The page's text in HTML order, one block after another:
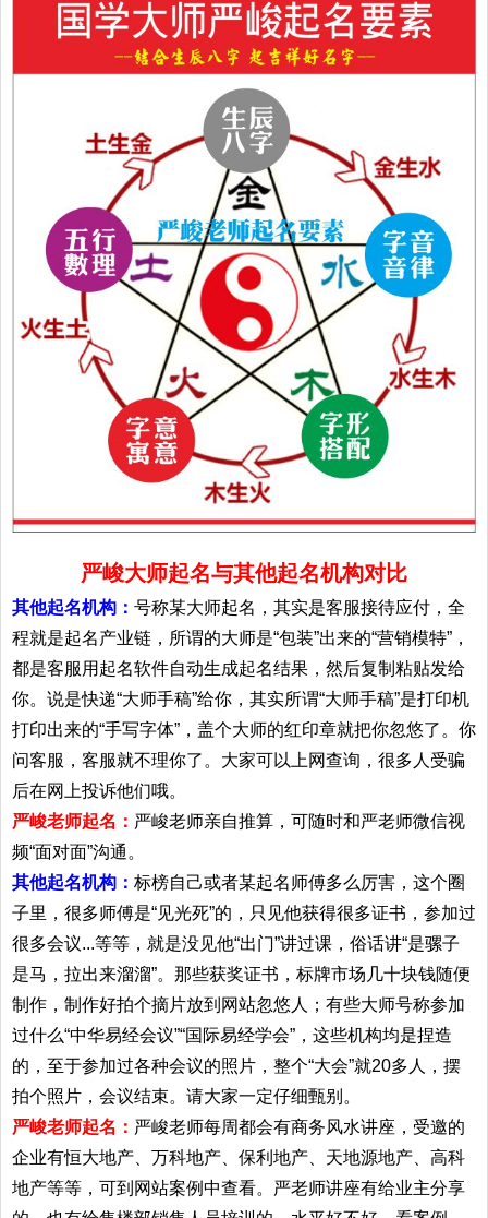
严峻大师起名与其他起名机构对比
其他起名机构： 号称某大师起名，其实是客服接待应付，全
程就是起名产业链，所谓的大师是“包装”出来的“营销模特”，
都是客服用起名软件自动生成起名结果，然后复制粘贴发给
你。说是快递“大师手稿”给你，其实所谓“大师手稿”是打印机
打印出来的“手写字体”，盖个大师的红印章就把你忽悠了。你
问客服，客服就不理你了。大家可以上网查询，很多人受骗
后在网上投诉他们哦。
严峻老师起名： 严峻老师亲自推算，可随时和严老师微信视
频“面对面”沟通。
其他起名机构： 标榜自己或者某起名师傅多么厉害，这个圈
子里，很多师傅是“见光死”的，只见他获得很多证书，参加过
很多会议...等等，就是没见他“出门”讲过课，俗话讲“是骡子
是马，拉出来溜溜”。那些获奖证书，标牌市场几十块钱随便
制作，制作好拍个摘片放到网站忽悠人；有些大师号称参加
过什么“中华易经会议”“国际易经学会”，这些机构均是捏造
的，至于参加过各种会议的照片，整个“大会”就20多人，摆
拍个照片，会议结束。请大家一定仔细甄别。
严峻老师起名： 严峻老师每周都会有商务风水讲座，受邀的
企业有恒大地产、万科地产、保利地产、天地源地产、高科
地产等等，可到网站案例中查看。严老师讲座有给业主分享